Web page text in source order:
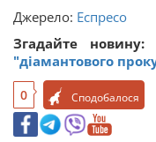
Джерело: Еспресо
Згадайте новину:
"діамантового
0 Сподобалося